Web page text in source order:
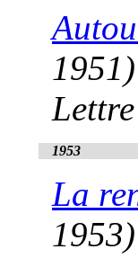
1951)
1953
La
1953)